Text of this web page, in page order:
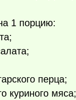
1 порцию:
перца;
куриного мяса;